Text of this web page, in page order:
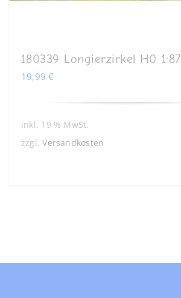
180339 Longierzirkel H0 1:87
19,99€
inkl. 19 % MwSt.
zzgl.Versandkosten